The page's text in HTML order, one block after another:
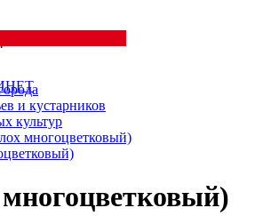
и кустарников
культур
многоцветковый)